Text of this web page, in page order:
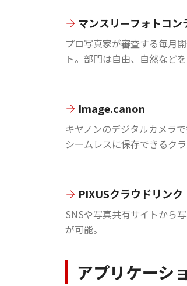
マンスリーフォトコン
プロ写真家が審査する毎月
ト。部門は自由、自然などを
Image.canon
キヤノンのデジタルカメラ
シームレスに保存できるクラ
PIXUSクラウドリンク
SNSや写真共有サイトから
が可能。
アプリケーシ